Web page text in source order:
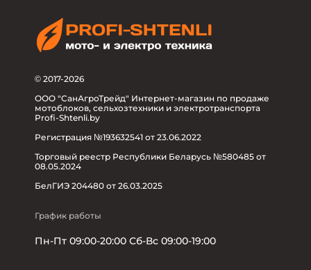
© 2017-2026
ООО "СанАгроТрейд" Интернет-магазин по продаже
мотоблоков, сельхозтехники и электротранспорта
Profi-Shtenli.by
Регистрация №193632541 от 23.06.2022
Торговый реестр Республики Беларусь №580485 от
08.05.2024
БелГИЭ 204480 от 26.03.2025
График работы
Пн-Пт 09:00-20:00 Сб-Вс 09:00-19:00